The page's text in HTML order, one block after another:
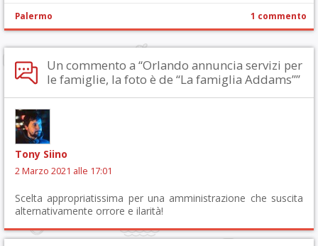
Palermo 1 commento
Un commento a “Orlando annuncia servizi per
le famiglie, la foto è de “La famiglia Addams””
Tony Siino
2 Marzo 2021 alle 17:01
Scelta appropriatissima per una amministrazione che suscita
alternativamente orrore e ilarità!